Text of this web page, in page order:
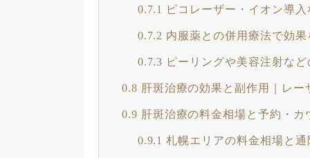
0.7.1 ピコレーザー・イオン導
0.7.2 内服薬との併用療法で効
0.7.3 ピーリングや美容注射な
0.8 肝斑治療の効果と副作用｜レ
0.9 肝斑治療の料金相場と予約・
0.9.1 札幌エリアの料金相場と通